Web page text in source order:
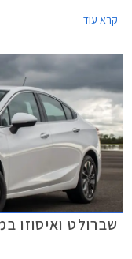
קרא עוד
שברולט ואיסוזו